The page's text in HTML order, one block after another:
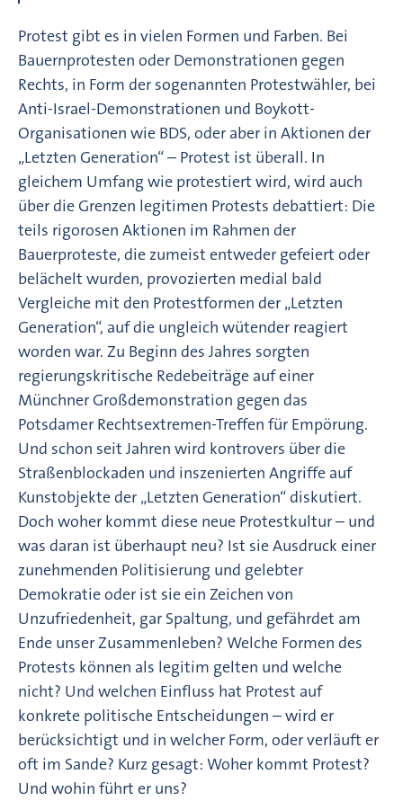
Protest gibt es in vielen Formen und Farben. Bei
Bauernprotesten oder Demonstrationen gegen
Rechts, in Form der sogenannten Protestwähler, bei
Anti-Israel-Demonstrationen und Boykott-
Organisationen wie BDS, oder aber in Aktionen der
„Letzten Generation“ – Protest ist überall. In
gleichem Umfang wie protestiert wird, wird auch
über die Grenzen legitimen Protests debattiert: Die
teils rigorosen Aktionen im Rahmen der
Bauerproteste, die zumeist entweder gefeiert oder
belächelt wurden, provozierten medial bald
Vergleiche mit den Protestformen der „Letzten
Generation“, auf die ungleich wütender reagiert
worden war. Zu Beginn des Jahres sorgten
regierungskritische Redebeiträge auf einer
Münchner Großdemonstration gegen das
Potsdamer Rechtsextremen-Treffen für Empörung.
Und schon seit Jahren wird kontrovers über die
Straßenblockaden und inszenierten Angriffe auf
Kunstobjekte der „Letzten Generation“ diskutiert.
Doch woher kommt diese neue Protestkultur – und
was daran ist überhaupt neu? Ist sie Ausdruck einer
zunehmenden Politisierung und gelebter
Demokratie oder ist sie ein Zeichen von
Unzufriedenheit, gar Spaltung, und gefährdet am
Ende unser Zusammenleben? Welche Formen des
Protests können als legitim gelten und welche
nicht? Und welchen Einfluss hat Protest auf
konkrete politische Entscheidungen – wird er
berücksichtigt und in welcher Form, oder verläuft er
oft im Sande? Kurz gesagt: Woher kommt Protest?
Und wohin führt er uns?